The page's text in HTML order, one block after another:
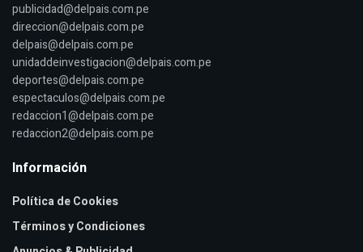
publicidad@delpais.com.pe
direccion@delpais.com.pe
delpais@delpais.com.pe
unidaddeinvestigacion@delpais.com.pe
deportes@delpais.com.pe
espectaculos@delpais.com.pe
redaccion1@delpais.com.pe
redaccion2@delpais.com.pe
Información
Política de Cookies
Términos y Condiciones